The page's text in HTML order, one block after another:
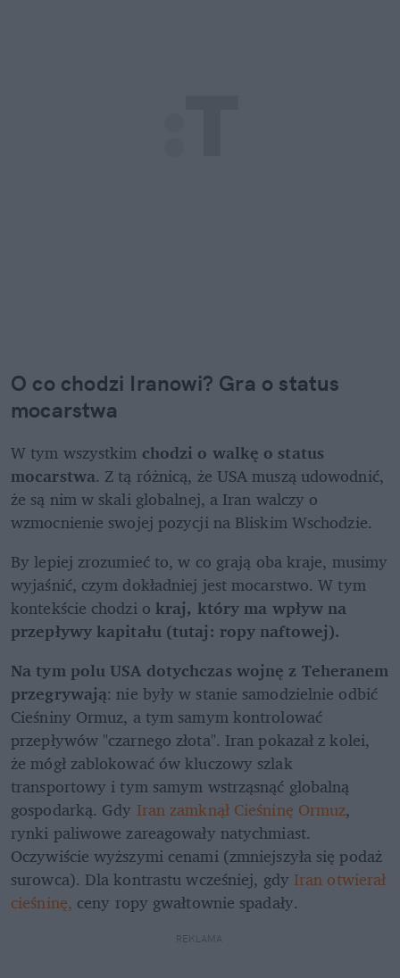
O co chodzi Iranowi? Gra o status
mocarstwa
W tym wszystkim chodzi o walkę o status
mocarstwa. Z tą różnicą, że USA muszą udowodnić,
że są nim w skali globalnej, a Iran walczy o
wzmocnienie swojej pozycji na Bliskim Wschodzie.
By lepiej zrozumieć to, w co grają oba kraje, musimy
wyjaśnić, czym dokładniej jest mocarstwo. W tym
kontekście chodzi o kraj, który ma wpływ na
przepływy kapitału (tutaj: ropy naftowej).
Na tym polu USA dotychczas wojnę z Teheranem
przegrywają: nie były w stanie samodzielnie odbić
Cieśniny Ormuz, a tym samym kontrolować
przepływów "czarnego złota". Iran pokazał z kolei,
że mógł zablokować ów kluczowy szlak
transportowy i tym samym wstrząsnąć globalną
gospodarką. Gdy Iran zamknął Cieśninę Ormuz,
rynki paliwowe zareagowały natychmiast.
Oczywiście wyższymi cenami (zmniejszyła się podaż
surowca). Dla kontrastu wcześniej, gdy Iran otwierał
cieśninę, ceny ropy gwałtownie spadały.
REKLAMA